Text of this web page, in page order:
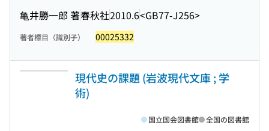
亀井勝一郎 著春秋社2010.6<GB77-J256>
著者標目（識別子） 00025332
現代史の課題 (岩波現代文庫 ; 学
術)
国立国会図書館 全国の図書館